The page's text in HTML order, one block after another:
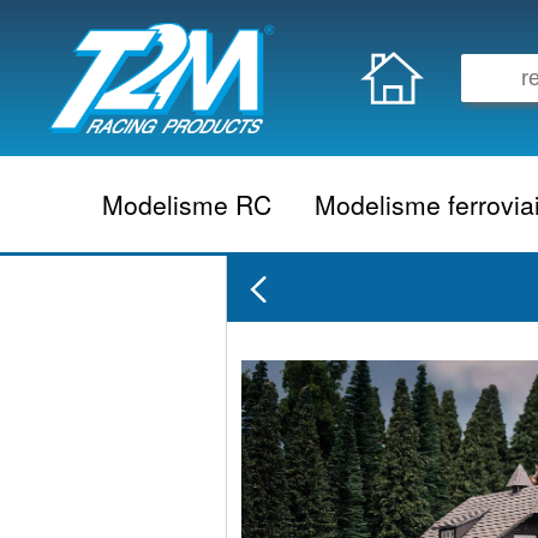
Modelisme RC
Vehicule electrique
Vehicule thermique
Accessoire electrique
Accessoire thermique
Modelisme
Autorail
Wagon
Voiture
Remorque